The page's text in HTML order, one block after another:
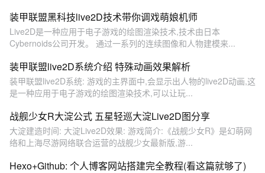
装甲联盟黑科技live2D技术带你调戏萌娘机师
Live2D是一种应用于电子游戏的绘图渲染技术,技术由日本
Cybernoids公司开发。 通过一系列的连续图像和人物建模来...
装甲联盟live2D系统介绍 特殊动画效果解析
装甲联盟live2D系统: 游戏的主界面中,会显示出人物的live2D动画,这
是一种应用于电子游戏的绘图渲染技术,可以让玩...
战舰少女R大淀公式 五星轻巡大淀Live2D图分享
大淀建造时间: 大淀Live2D效果: 游戏简介:《战舰少女R》是幻萌网
络和上海尽游网络联合运营的战舰少女最新版,游...
Hexo+Github: 个人博客网站搭建完全教程(看这篇就够了)